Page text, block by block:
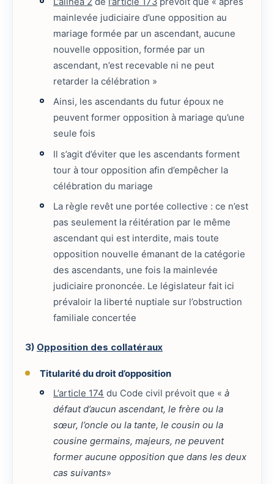
mainlevée judiciaire d’une opposition au
mariage formée par un ascendant, aucune
nouvelle opposition, formée par un
ascendant, n’est recevable ni ne peut
retarder la célébration »
Ainsi, les ascendants du futur époux ne
peuvent former opposition à mariage qu’une
seule fois
Il s’agit d’éviter que les ascendants forment
tour à tour opposition afin d’empêcher la
célébration du mariage
La règle revêt une portée collective : ce n’est
pas seulement la réitération par le même
ascendant qui est interdite, mais toute
opposition nouvelle émanant de la catégorie
des ascendants, une fois la mainlevée
judiciaire prononcée. Le législateur fait ici
prévaloir la liberté nuptiale sur l’obstruction
familiale concertée
3) Opposition des collatéraux
Titularité du droit d’opposition
L’article 174 du Code civil prévoit que «à
défaut d’aucun ascendant, le frère ou la
sœur, l’oncle ou la tante, le cousin ou la
cousine germains, majeurs, ne peuvent
former aucune opposition que dans les deux
cas suivants»